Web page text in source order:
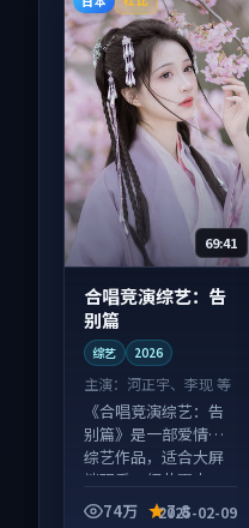
69:41
合唱竞演综艺：告
别篇
综艺 2026
主演： 河正宇、李现 等
《合唱竞演综艺：告
别篇》是一部爱情向
综艺作品，适合大屏
端观看，细节更丰
富。74万 7.8
2025-02-09